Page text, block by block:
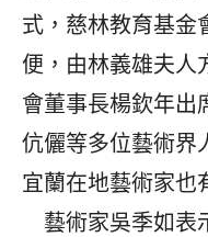
式，慈林教育基金
便，由林義雄夫人
會董事長楊欽年出
伉儷等多位藝術界
宜蘭在地藝術家也
藝術家吳季如表